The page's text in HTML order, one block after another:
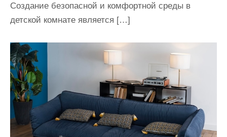
Создание безопасной и комфортной среды в
детской комнате является […]